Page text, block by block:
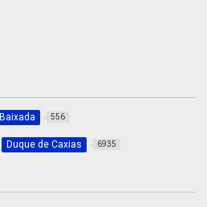
Baixada 556
Duque de Caxias 6935